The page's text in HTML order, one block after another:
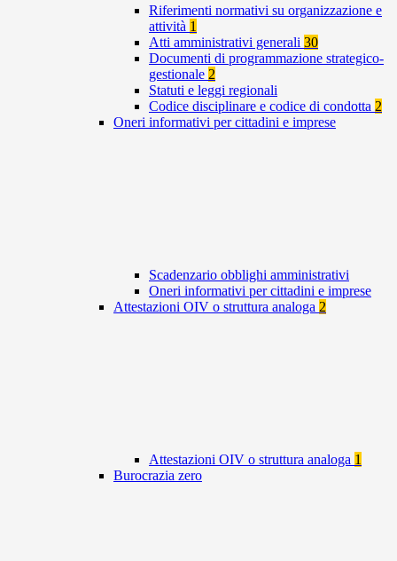
Riferimenti normativi su organizzazione e
attività 1
Atti amministrativi generali 30
Documenti di programmazione strategico-
gestionale 2
Statuti e leggi regionali
Codice disciplinare e codice di condotta 2
Oneri informativi per cittadini e imprese
Scadenzario obblighi amministrativi
Oneri informativi per cittadini e imprese
Attestazioni OIV o struttura analoga 2
Attestazioni OIV o struttura analoga 1
Burocrazia zero